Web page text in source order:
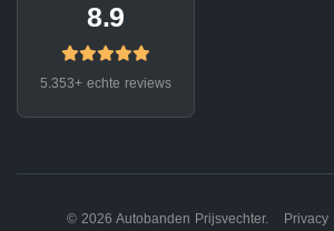
8.9
5.353+ echte reviews
© 2026 Autobanden Prijsvechter. Privacy|